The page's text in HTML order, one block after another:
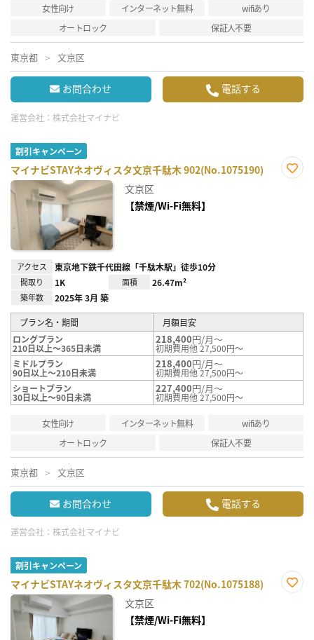
女性向け インターネット無料
wifiあり
オートロック
保証人不要
東京都 文京区
お問合わせ 電話する
運営会社： 株式会社マイナビ
割引キャンペーン
マイナビSTAYネオヴィスタ文京千駄木 902(No.1075190)
文京区
【禁煙/Wi-Fi無料】
アクセス 東京地下鉄千代田線「千駄木駅」徒歩10分
間取り 1K 面積 26.47m²
築年数 2025年 3月 築
プラン名・期間
月額目安
ロングプラン
210日以上～365日未満
218,400円/月～
初期費用他 27,500円～
ミドルプラン
90日以上～210日未満
218,400円/月～
初期費用他 27,500円～
ショートプラン
30日以上～90日未満
227,400円/月～
初期費用他 27,500円～
女性向け インターネット無料
wifiあり
オートロック
保証人不要
東京都 文京区
お問合わせ 電話する
運営会社： 株式会社マイナビ
割引キャンペーン
マイナビSTAYネオヴィスタ文京千駄木 702(No.1075188)
文京区
【禁煙/Wi-Fi無料】